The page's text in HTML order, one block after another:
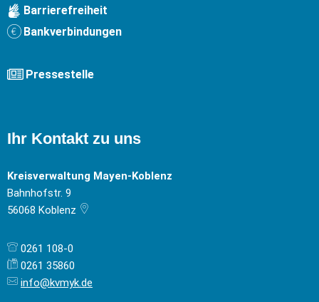
Barrierefreiheit
Bankverbindungen
Pressestelle
Ihr Kontakt zu uns
Kreisverwaltung Mayen-Koblenz
Bahnhofstr. 9
56068 Koblenz
0261 108-0
0261 35860
info@kvmyk.de